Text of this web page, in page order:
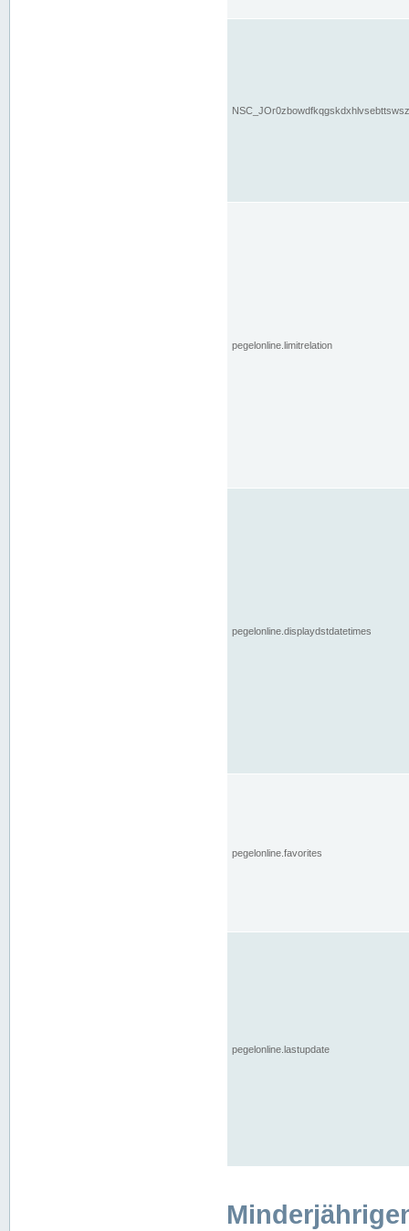
pegelonline.limitrelation
pegelonline.displaydstdatetimes
pegelonline.favorites
pegelonline.lastupdate